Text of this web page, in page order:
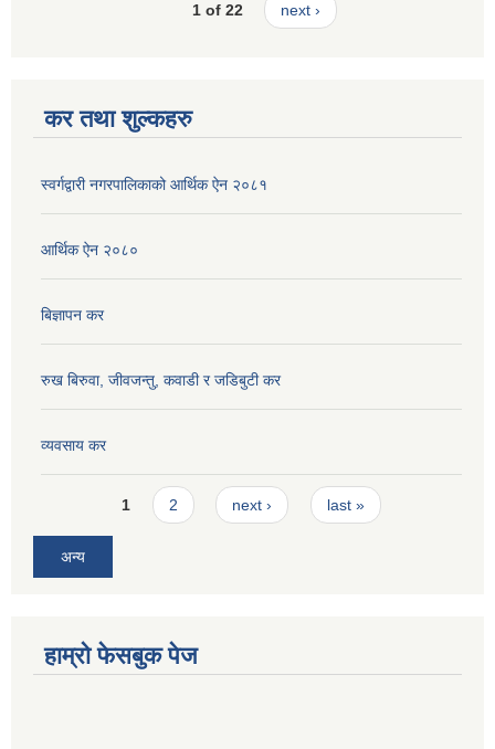
1 of 22 next ›
कर तथा शुल्कहरु
स्वर्गद्वारी नगरपालिकाको आर्थिक ऐन २०८१
आर्थिक ऐन २०८०
बिज्ञापन कर
रुख बिरुवा, जीवजन्तु, कवाडी र जडिबुटी कर
व्यवसाय कर
Pages1 2 next › last »
अन्य
हाम्रो फेसबुक पेज